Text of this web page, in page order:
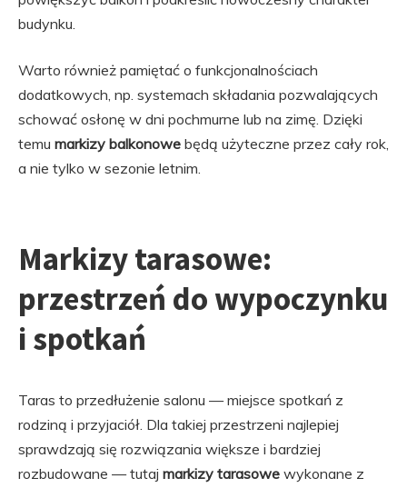
budynku.
Warto również pamiętać o funkcjonalnościach
dodatkowych, np. systemach składania pozwalających
schować osłonę w dni pochmurne lub na zimę. Dzięki
temu markizy balkonowe będą użyteczne przez cały rok,
a nie tylko w sezonie letnim.
Markizy tarasowe:
przestrzeń do wypoczynku
i spotkań
Taras to przedłużenie salonu — miejsce spotkań z
rodziną i przyjaciół. Dla takiej przestrzeni najlepiej
sprawdzają się rozwiązania większe i bardziej
rozbudowane — tutaj markizy tarasowe wykonane z